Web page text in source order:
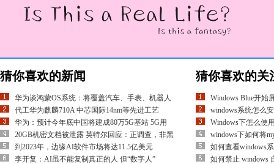
猜你喜欢的新闻
华为谈鸿蒙OS系统：将覆盖汽车、手表、机器人
代工华为麒麟710A 中芯国际14nm等先进工艺
华为：预计今年底中国将建成80万5G基站 5G用
20GB机密文档被泄露 英特尔回应：正调查，非黑
到2023年，边缘AI软件市场将达11.5亿美元
李开复：AI虽不能复制真正的人 但“数字人”
猜你喜欢的关
Windows Blue开始
windows系统怎么
Windows下怎么使
windows下如何将
如何查看windows
如何禁止 windows